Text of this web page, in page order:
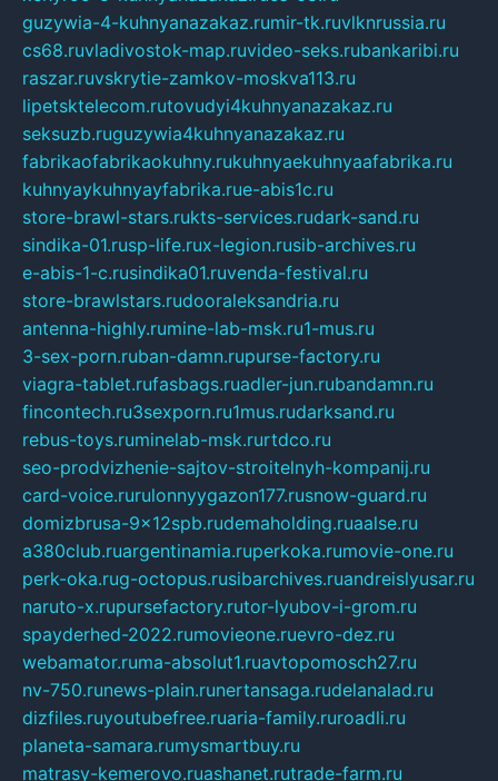
guzywia-4-kuhnyanazakaz.rumir-tk.ruvlknrussia.ru
cs68.ruvladivostok-map.ruvideo-seks.rubankaribi.ru
raszar.ruvskrytie-zamkov-moskva113.ru
lipetsktelecom.rutovudyi4kuhnyanazakaz.ru
seksuzb.ruguzywia4kuhnyanazakaz.ru
fabrikaofabrikaokuhny.rukuhnyaekuhnyaafabrika.ru
kuhnyaykuhnyayfabrika.rue-abis1c.ru
store-brawl-stars.rukts-services.rudark-sand.ru
sindika-01.rusp-life.rux-legion.rusib-archives.ru
e-abis-1-c.rusindika01.ruvenda-festival.ru
store-brawlstars.rudooraleksandria.ru
antenna-highly.rumine-lab-msk.ru1-mus.ru
3-sex-porn.ruban-damn.rupurse-factory.ru
viagra-tablet.rufasbags.ruadler-jun.rubandamn.ru
fincontech.ru3sexporn.ru1mus.rudarksand.ru
rebus-toys.ruminelab-msk.rurtdco.ru
seo-prodvizhenie-sajtov-stroitelnyh-kompanij.ru
card-voice.rurulonnyygazon177.rusnow-guard.ru
domizbrusa-9x12spb.rudemaholding.ruaalse.ru
a380club.ruargentinamia.ruperkoka.rumovie-one.ru
perk-oka.rug-octopus.rusibarchives.ruandreislyusar.ru
naruto-x.rupursefactory.rutor-lyubov-i-grom.ru
spayderhed-2022.rumovieone.ruevro-dez.ru
webamator.ruma-absolut1.ruavtopomosch27.ru
nv-750.runews-plain.runertansaga.rudelanalad.ru
dizfiles.ruyoutubefree.ruaria-family.ruroadli.ru
planeta-samara.rumysmartbuy.ru
matrasy-kemerovo.ruashanet.rutrade-farm.ru